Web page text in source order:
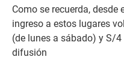
Como se recuerda, desde
ingreso a estos lugares
(de lunes a sábado) y S/
difusión